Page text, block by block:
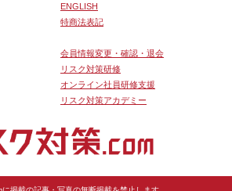
ENGLISH
特商法表記
会員情報変更・確認・退会
リスク対策研修
オンライン社員研修支援
リスク対策アカデミー